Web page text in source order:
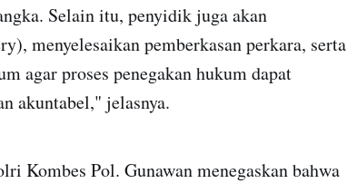
Selain itu, penyidik juga akan
menyelesaikan pemberkasan perkara, serta
agar proses penegakan hukum dapat
akuntabel," jelasnya.
Kombes Pol. Gunawan menegaskan bahwa